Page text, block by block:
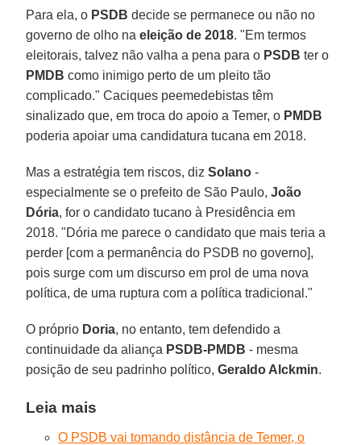
Para ela, o PSDB decide se permanece ou não no
governo de olho naeleição de 2018. "Em termos
eleitorais, talvez não valha a pena para o PSDB ter o
PMDB como inimigo perto de um pleito tão
complicado." Caciques peemedebistas têm
sinalizado que, em troca do apoio a Temer, o PMDB
poderia apoiar uma candidatura tucana em 2018.
Mas a estratégia tem riscos, dizSolano -
especialmente se o prefeito de São Paulo,João
Dória, for o candidato tucano à Presidência em
2018. "Dória me parece o candidato que mais teria a
perder [com a permanência do PSDB no governo],
pois surge com um discurso em prol de uma nova
política, de uma ruptura com a política tradicional."
O próprio Doria, no entanto, tem defendido a
continuidade da aliança PSDB-PMDB - mesma
posição de seu padrinho político,Geraldo Alckmin.
Leia mais
O PSDB vai tomando distância de Temer, o